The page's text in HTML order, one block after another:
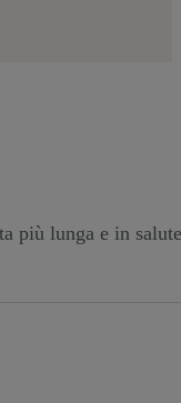
più lunga e in salute